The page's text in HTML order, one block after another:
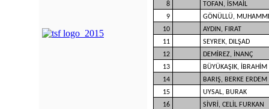
8
TOFAN, İSMAİL
9
GÖNÜLLÜ,
10
AYDIN, FIRAT
11
SEYREK, DILŞAD
12
DEMİREZ, İNANÇ
13
BÜYÜKAŞIK, İBRAHİM
14
BARIŞ, BERKE ERDEM
15
UYSAL, BURAK
16
SİVRİ, CELİL FURKAN